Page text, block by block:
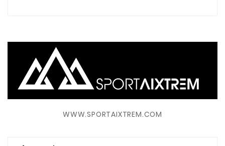
WWW.SPORTAIXTREM.COM